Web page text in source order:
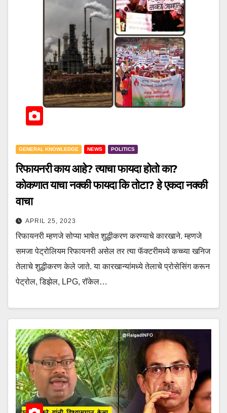
GENERAL KNOWLEDGE NEWS POLITICS
रिफायनरी काय आहे? त्याचा फायदा होतो का?
कोकणात याचा नक्की फायदा कि तोटा? हे एकदा नक्की
वाचा
APRIL 25, 2023
रिफायनरी म्हणजे सोप्या भाषेत शुद्धीकरण करण्याचे कारखाने. म्हणजे
समजा पेट्रोलियम रिफायनरी असेल तर त्या फॅक्टरीमध्ये कच्च्या खनिज
तेलाचे शुद्धीकरण केले जाते. या कारखान्यांमध्ये तेलाचे प्रोसेसिंग करून
पेट्रोल, डिझेल, LPG, रॉकेल…